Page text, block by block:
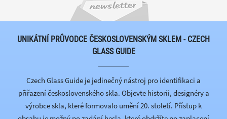
UNIKÁTNÍ PRŮVODCE ČESKOSLOVENSKÝM SKLEM - CZECH
GLASS GUIDE
Czech Glass Guide je jedinečný nástroj pro identifikaci a
přiřazení československého skla. Objevte historii, designéry a
výrobce skla, které formovalo umění 20. století. Přístup k